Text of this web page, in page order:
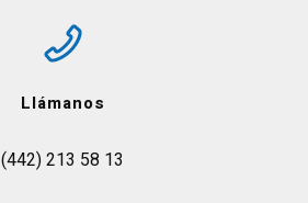
Llámanos
(442) 213 58 13